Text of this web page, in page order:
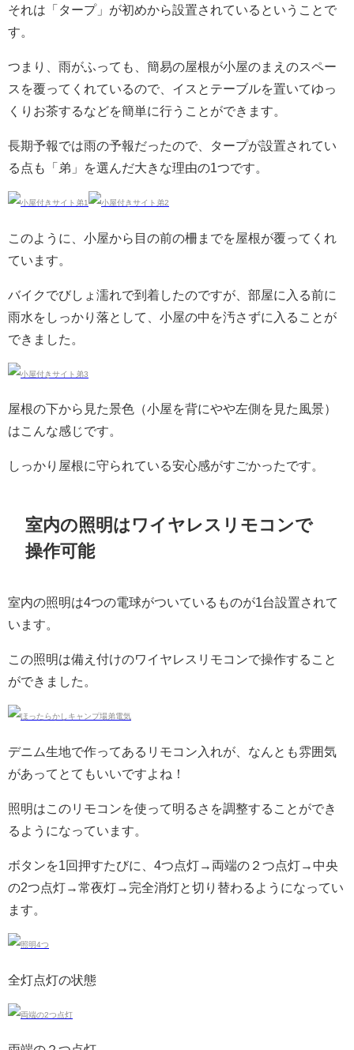
それは「タープ」が初めから設置されているということで
す。
つまり、雨がふっても、簡易の屋根が小屋のまえのスペー
スを覆ってくれているので、イスとテーブルを置いてゆっ
くりお茶するなどを簡単に行うことができます。
長期予報では雨の予報だったので、タープが設置されてい
る点も「弟」を選んだ大きな理由の1つです。
このように、小屋から目の前の柵までを屋根が覆ってくれ
ています。
バイクでびしょ濡れで到着したのですが、部屋に入る前に
雨水をしっかり落として、小屋の中を汚さずに入ることが
できました。
屋根の下から見た景色（小屋を背にやや左側を見た風景）
はこんな感じです。
しっかり屋根に守られている安心感がすごかったです。
室内の照明はワイヤレスリモコンで
操作可能
室内の照明は4つの電球がついているものが1台設置されて
います。
この照明は備え付けのワイヤレスリモコンで操作すること
ができました。
デニム生地で作ってあるリモコン入れが、なんとも雰囲気
があってとてもいいですよね！
照明はこのリモコンを使って明るさを調整することができ
るようになっています。
ボタンを1回押すたびに、4つ点灯→両端の２つ点灯→中央
の2つ点灯→常夜灯→完全消灯と切り替わるようになってい
ます。
全灯点灯の状態